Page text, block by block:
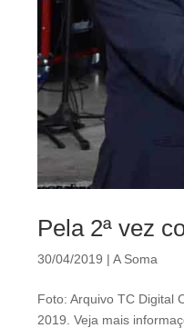
Pela 2ª vez
30/04/2019 |A Soma
Foto: Arquivo TC Digital
2019. Veja mais